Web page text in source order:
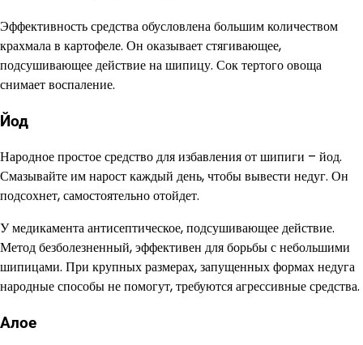
Эффективность средства обусловлена большим количеством
крахмала в картофеле. Он оказывает стягивающее,
подсушивающее действие на шипицу. Сок тертого овоща
снимает воспаление.
Йод
Народное простое средство для избавления от шипиги – йод.
Смазывайте им нарост каждый день, чтобы вывести недуг. Он
подсохнет, самостоятельно отойдет.
У медикамента антисептическое, подсушивающее действие.
Метод безболезненный, эффективен для борьбы с небольшими
шипицами. При крупных размерах, запущенных формах недуга
народные способы не помогут, требуются агрессивные средства.
Алое